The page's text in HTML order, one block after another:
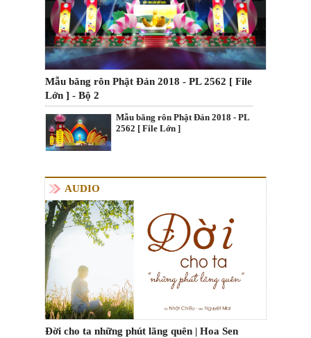
Mẫu băng rôn Phật Đản 2018 - PL 2562 [ File
Lớn ] - Bộ 2
Mẫu băng rôn Phật Đản 2018 - PL
2562 [ File Lớn ]
AUDIO
Đời cho ta những phút lãng quên | Hoa Sen